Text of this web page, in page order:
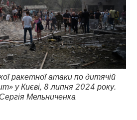
ракетної атаки по дитячій
у Києві, 8 липня 2024 року.
Мельниченка